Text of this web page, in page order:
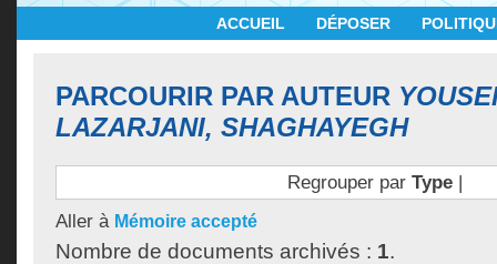
ACCUEIL DÉPOSER
PARCOURIR PAR AUTEUR
LAZARJANI, SHAGHAYEGH
Regrouper par Type|
Aller à Mémoire accepté
Nombre de documents archivés : 1.